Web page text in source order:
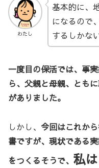
わたし
基本的に、
になるので
するしかな
一度目の保活では、事
ら、父親と母親、とも
がありました。
しかし、 今回はこれか
書ですが、現状である
をつくるそうで、 私